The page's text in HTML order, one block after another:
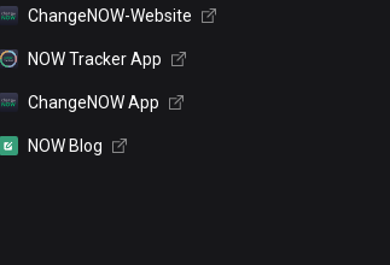
ChangeNOW-Website
NOW Tracker App
ChangeNOW App
NOW Blog